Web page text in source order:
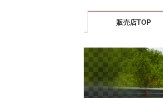
販売店TOP